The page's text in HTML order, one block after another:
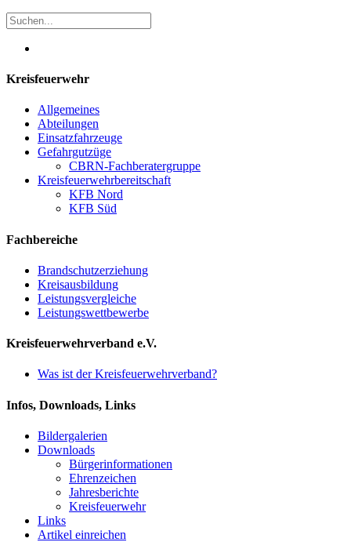
Kreisfeuerwehr
Allgemeines
Abteilungen
Einsatzfahrzeuge
Gefahrgutzüge
CBRN-Fachberatergruppe
Kreisfeuerwehrbereitschaft
KFB Nord
KFB Süd
Fachbereiche
Brandschutzerziehung
Kreisausbildung
Leistungsvergleiche
Leistungswettbewerbe
Kreisfeuerwehrverband e.V.
Was ist der Kreisfeuerwehrverband?
Infos, Downloads, Links
Bildergalerien
Downloads
Bürgerinformationen
Ehrenzeichen
Jahresberichte
Kreisfeuerwehr
Links
Artikel einreichen